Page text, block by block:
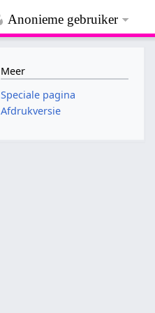
Anonieme gebruiker
Meer
Speciale pagina
Afdrukversie